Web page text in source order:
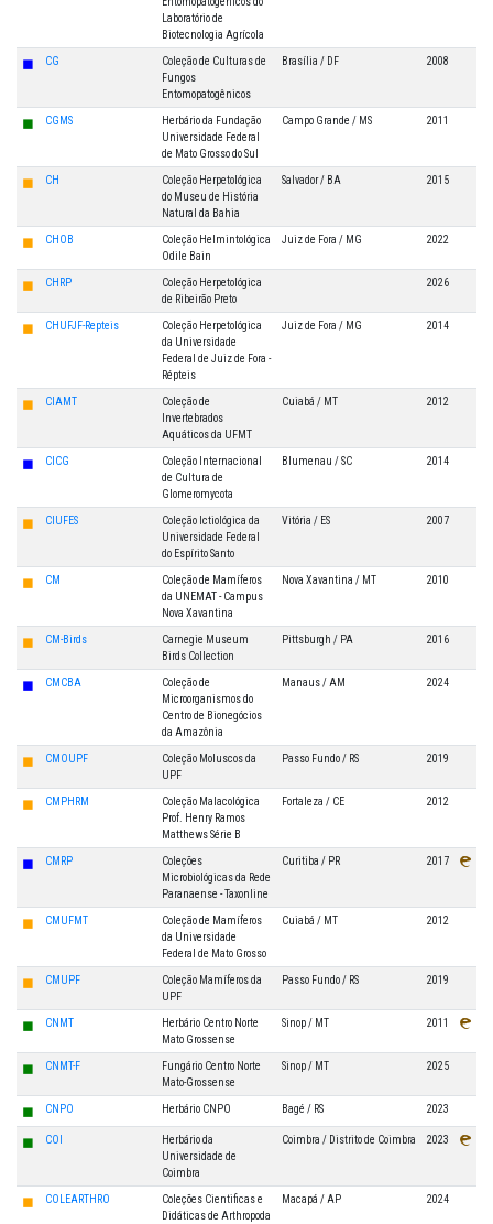
Laboratório de
Biotecnologia Agrícola
◼ CG
Coleção de Culturas de
Fungos
Entomopatogênicos
Brasília / DF 2008
◼ CGMS
Herbário da Fundação
Universidade Federal
de Mato Grosso do Sul
Campo Grande / MS 2011
◼ CH
Coleção Herpetológica
do Museu de História
Natural da Bahia
Salvador / BA 2015
◼ CHOB
Coleção Helmintológica
Odile Bain
Juiz de Fora / MG 2022
◼ CHRP
Coleção Herpetológica
de Ribeirão Preto
2026
◼ CHUFJF-Repteis
Coleção Herpetológica
da Universidade
Federal de Juiz de Fora -
Répteis
Juiz de Fora / MG 2014
◼ CIAMT
Coleção de
Invertebrados
Aquáticos da UFMT
Cuiabá / MT 2012
◼ CICG
Coleção Internacional
de Cultura de
Glomeromycota
Blumenau / SC 2014
◼ CIUFES
Coleção Ictiológica da
Universidade Federal
do Espírito Santo
Vitória / ES 2007
◼ CM
Coleção de Mamíferos
da UNEMAT - Campus
Nova Xavantina
Nova Xavantina / MT 2010
◼ CM-Birds
Carnegie Museum
Birds Collection
Pittsburgh / PA 2016
◼ CMCBA
Coleção de
Microorganismos do
Centro de Bionegócios
da Amazônia
Manaus / AM 2024
◼ CMOUPF
Coleção Moluscos da
UPF
Passo Fundo / RS 2019
◼ CMPHRM
Coleção Malacológica
Prof. Henry Ramos
Matthews Série B
Fortaleza / CE 2012
◼ CMRP
Coleções
Microbiológicas da Rede
Paranaense - Taxonline
Curitiba / PR 2017
◼ CMUFMT
Coleção de Mamíferos
da Universidade
Federal de Mato Grosso
Cuiabá / MT 2012
◼ CMUPF
Coleção Mamíferos da
UPF
Passo Fundo / RS 2019
◼ CNMT
Herbário Centro Norte
Mato Grossense
Sinop / MT 2011
◼ CNMT-F
Fungário Centro Norte
Mato-Grossense
Sinop / MT 2025
◼ CNPO Herbário CNPO Bagé / RS 2023
◼ COI
Herbário da
Universidade de
Coimbra
Coimbra / Distrito de Coimbra 2023
◼ COLEARTHRO
Coleções Cientificas e
Didáticas de Arthropoda
Macapá / AP 2024